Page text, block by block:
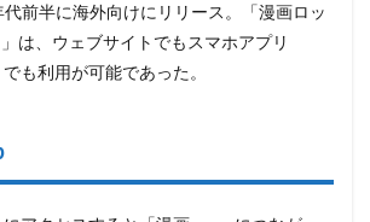
前半に海外向けにリリース。「漫画ロッ
は、ウェブサイトでもスマホアプリ
も利用が可能であった。